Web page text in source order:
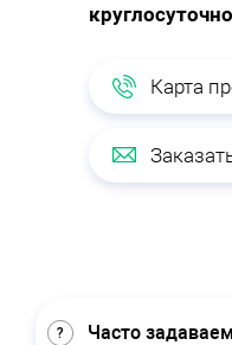
круглосуточно
Карта
Часто